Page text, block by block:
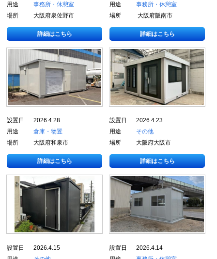
用途
事務所・休憩室
場所
大阪府泉佐野市
詳細はこちら
用途
事務所・休憩室
場所
大阪府阪南市
詳細はこちら
設置日
2026.4.28
用途
倉庫・物置
場所
大阪府和泉市
詳細はこちら
設置日
2026.4.23
用途
その他
場所
大阪府大阪市
詳細はこちら
設置日
2026.4.15
設置日
2026.4.14